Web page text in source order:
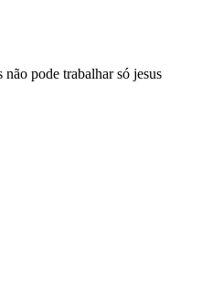
pode trabalhar só jesus